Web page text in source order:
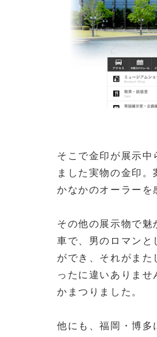
そこで金印が展示中
ました実物の金印
かなかのオーラーを
その他の展示物で魅
車で、男のロマンと
ができ、それがまた
ったに違いありま
かまつりました。
他にも、福岡・博多